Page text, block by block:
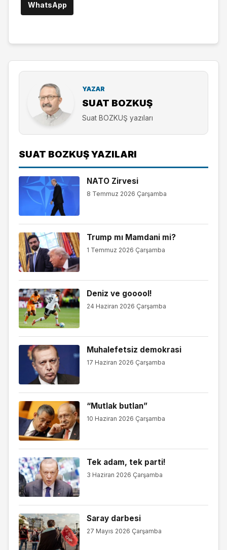
WhatsApp
YAZAR
SUAT BOZKUŞ
Suat BOZKUŞ yazıları
SUAT BOZKUŞ YAZILARI
NATO Zirvesi
8 Temmuz 2026 Çarşamba
Trump mı Mamdani mi?
1 Temmuz 2026 Çarşamba
Deniz ve gooool!
24 Haziran 2026 Çarşamba
Muhalefetsiz demokrasi
17 Haziran 2026 Çarşamba
“Mutlak butlan”
10 Haziran 2026 Çarşamba
Tek adam, tek parti!
3 Haziran 2026 Çarşamba
Saray darbesi
27 Mayıs 2026 Çarşamba